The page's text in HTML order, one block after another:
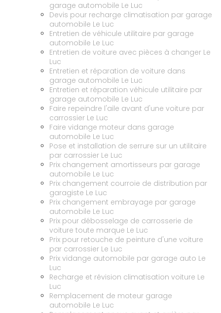
garage automobile Le Luc
Devis pour recharge climatisation par garage
automobile Le Luc
Entretien de véhicule utilitaire par garage
automobile Le Luc
Entretien de voiture avec pièces à changer Le
Luc
Entretien et réparation de voiture dans
garage automobile Le Luc
Entretien et réparation véhicule utilitaire par
garage automobile Le Luc
Faire repeindre l'aile avant d'une voiture par
carrossier Le Luc
Faire vidange moteur dans garage
automobile Le Luc
Pose et installation de serrure sur un utilitaire
par carrossier Le Luc
Prix changement amortisseurs par garage
automobile Le Luc
Prix changement courroie de distribution par
garagiste Le Luc
Prix changement embrayage par garage
automobile Le Luc
Prix pour débosselage de carrosserie de
voiture toute marque Le Luc
Prix pour retouche de peinture d'une voiture
par carrossier Le Luc
Prix vidange automobile par garage auto Le
Luc
Recharge et révision climatisation voiture Le
Luc
Remplacement de moteur garage
automobile Le Luc